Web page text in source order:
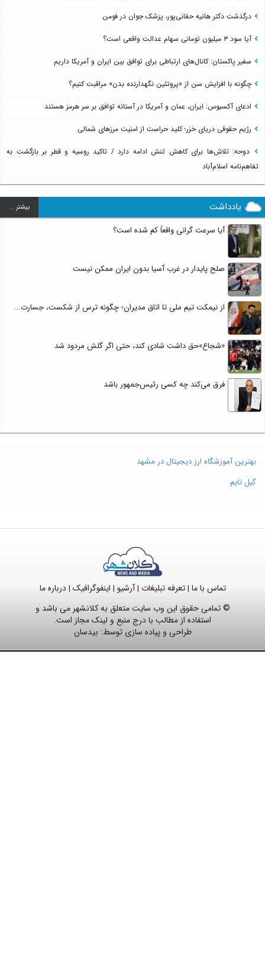
درگذشت دکتر هانیه حقانی‌پور، پزشک جوان در فومن
آیا سود ۳ میلیون تومانی سهام عدالت واقعی است؟
سفیر پاکستان: کانال‌های ارتباطی برای توافق بین ایران و آمریکا داریم
چگونه با افزایش سن از «پروتئین نگهدارنده بدن» مراقبت کنیم؟
ادعای آکسیوس: ایران، عمان و آمریکا در آستانه توافق بر سر هرمز هستند
رژیم حقوقی دریای خزر؛ کلید حراست از امنیت مرزهای شمالی
دوحه: تلاش‌ها برای کاهش تنش ادامه دارد / تاکید روسیه و قطر بر بازگشت به
تفاهم‌نامه اسلام‌آباد
یادداشت بيشتر ...
آیا سرعت گرانی واقعاً کم شده است؟
صلح پایدار در غرب آسیا بدون ایران ممکن نیست
از نیمکت تیم ملی تا اتاق مدیران؛ چگونه ترس از شکست، جسارت...
«شجاع»حق داشت شادی کند، حتی اگر گلش مردود شد
فرق می‌کند چه کسی رئیس‌جمهور باشد
بهترین آموزشگاه ارز دیجیتال در مشهد
گیل تایم
تماس با ما |تعرفه تبلیغات |آرشیو | اینفوگرافیک |درباره ما
© تمامی حقوق این وب سایت متعلق به کلانشهر می باشد و
استفاده از مطالب با درج منبع و لینک مجاز است.
طراحی و پیاده سازی توسط: بیدسان